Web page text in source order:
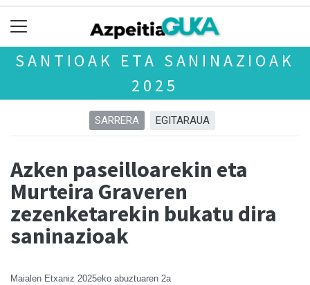
SANTIOAK ETA SANINAZIOAK
2025
SARRERA EGITARAUA
Azken paseilloarekin eta
Murteira Graveren
zezenketarekin bukatu dira
saninazioak
Maialen Etxaniz 2025eko abuztuaren 2a